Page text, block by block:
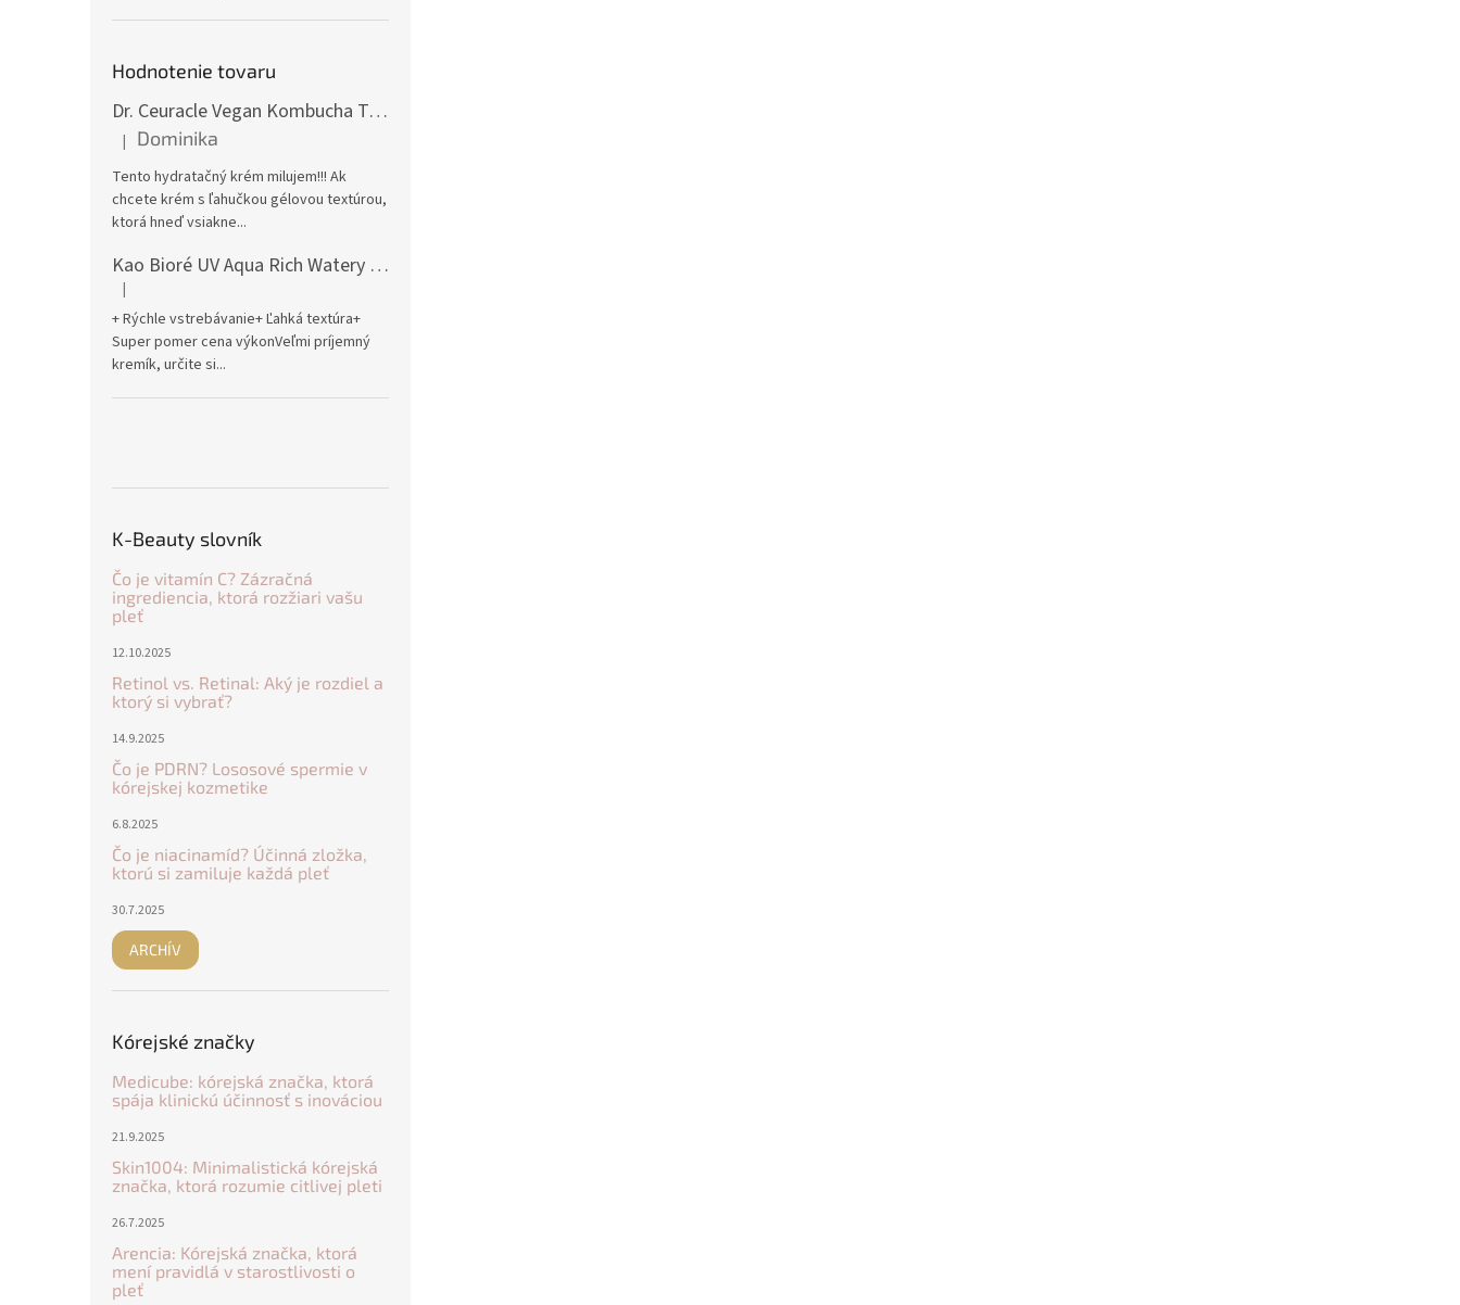
Hodnotenie tovaru
Dr. Ceuracle Vegan Kombucha Tea Gel Cream 75g
Hodnotenie produktu je 5 z 5 hviezdičiek.
| Dominika
Tento hydratačný krém milujem!!! Ak
chcete krém s ľahučkou gélovou textúrou,
ktorá hneď vsiakne...
Kao Bioré UV Aqua Rich Watery Essence Sunscreen SPF50+ PA++++ 70g
Hodnotenie produktu je 5 z 5 hviezdičiek.
|
+ Rýchle vstrebávanie+ Ľahká textúra+
Super pomer cena výkonVeľmi príjemný
kremík, určite si...
K-Beauty slovník
Čo je vitamín C? Zázračná
ingrediencia, ktorá rozžiari vašu
pleť
12.10.2025
Retinol vs. Retinal: Aký je rozdiel a
ktorý si vybrať?
14.9.2025
Čo je PDRN? Lososové spermie v
kórejskej kozmetike
6.8.2025
Čo je niacinamíd? Účinná zložka,
ktorú si zamiluje každá pleť
30.7.2025
ARCHÍV
Kórejské značky
Medicube: kórejská značka, ktorá
spája klinickú účinnosť s inováciou
21.9.2025
Skin1004: Minimalistická kórejská
značka, ktorá rozumie citlivej pleti
26.7.2025
Arencia: Kórejská značka, ktorá
mení pravidlá v starostlivosti o
pleť